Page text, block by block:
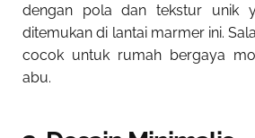
dengan pola dan tekstur unik
ditemukan di lantai marmer ini.
cocok untuk rumah bergaya
abu.